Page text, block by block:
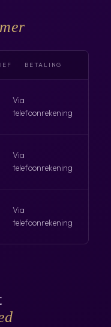
BETALING
Via
telefoonrekening
Via
telefoonrekening
Via
telefoonrekening